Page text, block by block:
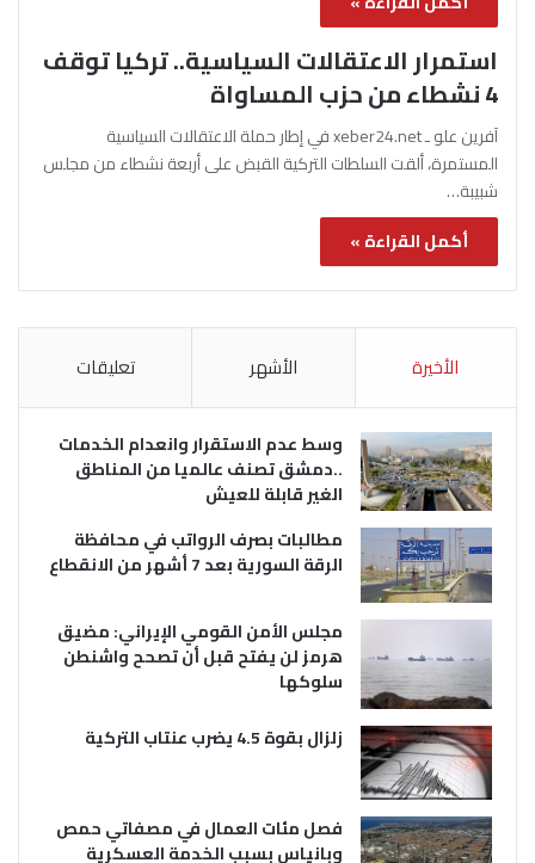
استمرار الاعتقالات السياسية.. تركيا توقف
4 نشطاء من حزب المساواة
آفرين علو ـ xeber24.net في إطار حملة الاعتقالات السياسية
المستمرة، ألقت السلطات التركية القبض على أربعة نشطاء من مجلس
شبيبة…
أكمل القراءة »
الأخيرة الأشهر تعليقات
وسط عدم الاستقرار وانعدام الخدمات
..دمشق تصنف عالميا من المناطق
الغير قابلة للعيش
مطالبات بصرف الرواتب في محافظة
الرقة السورية بعد 7 أشهر من الانقطاع
مجلس الأمن القومي الإيراني: مضيق
هرمز لن يفتح قبل أن تصحح واشنطن
سلوكها
زلزال بقوة 4.5 يضرب عنتاب التركية
فصل مئات العمال في مصفاتي حمص
وبانياس بسبب الخدمة العسكرية